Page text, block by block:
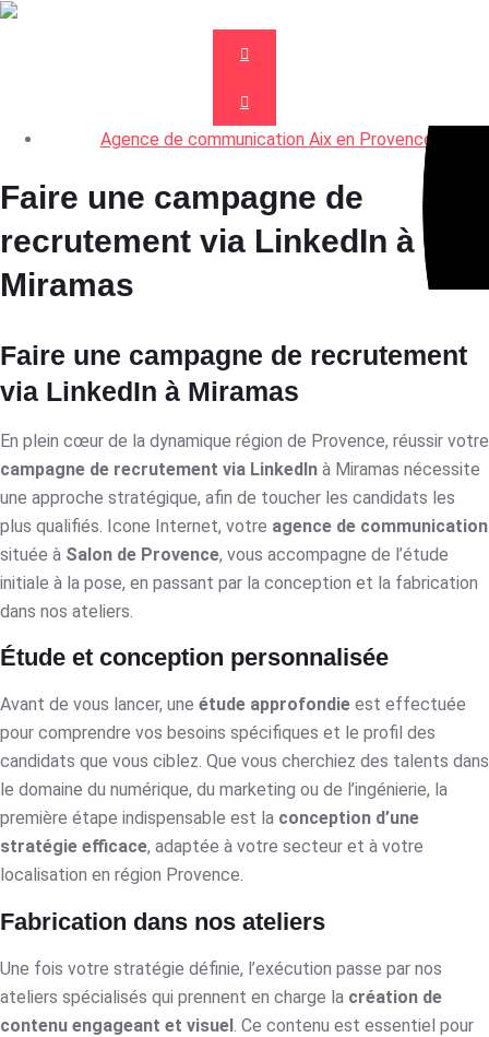
Agence de communication Aix en Provence
Faire une campagne de
recrutement via LinkedIn à
Miramas
Faire une campagne de recrutement
via LinkedIn à Miramas
En plein cœur de la dynamique région de Provence, réussir votre
campagne de recrutement via LinkedIn à Miramas nécessite
une approche stratégique, afin de toucher les candidats les
plus qualifiés. Icone Internet, votre agence de communication
située à Salon de Provence, vous accompagne de l’étude
initiale à la pose, en passant par la conception et la fabrication
dans nos ateliers.
Étude et conception personnalisée
Avant de vous lancer, une étude approfondie est effectuée
pour comprendre vos besoins spécifiques et le profil des
candidats que vous ciblez. Que vous cherchiez des talents dans
le domaine du numérique, du marketing ou de l’ingénierie, la
première étape indispensable est la conception d’une
stratégie efficace, adaptée à votre secteur et à votre
localisation en région Provence.
Fabrication dans nos ateliers
Une fois votre stratégie définie, l’exécution passe par nos
ateliers spécialisés qui prennent en charge la création de
contenu engageant et visuel . Ce contenu est essentiel pour